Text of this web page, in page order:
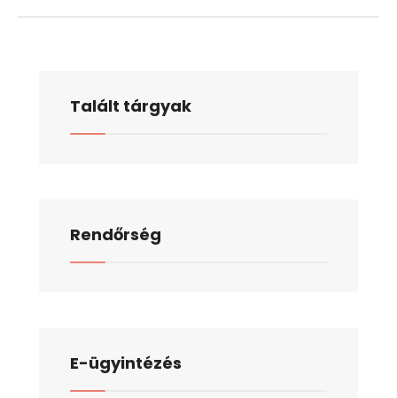
Talált tárgyak
Rendőrség
E-ügyintézés